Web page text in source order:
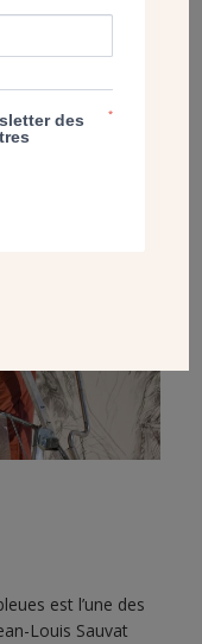
sacrement du
de Chantal, tous
est l’une des
Louis Sauvat
des
*